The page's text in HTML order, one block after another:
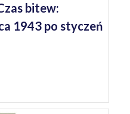
bitew:
1943 po styczeń